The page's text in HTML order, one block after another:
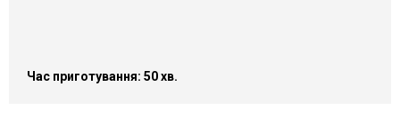
Час приготування: 50 хв.